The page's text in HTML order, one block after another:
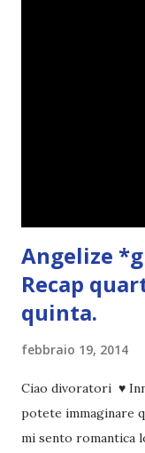
Angelize
Recap
quinta.
febbraio 19, 2014
Ciao divoratori ♥
potete immaginare
mi sento romantica